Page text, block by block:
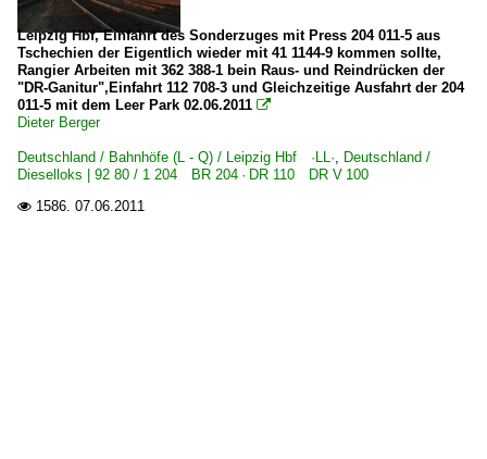
Leipzig Hbf, Einfahrt des Sonderzuges mit Press 204 011-5 aus
Tschechien der Eigentlich wieder mit 41 1144-9 kommen sollte,
Rangier Arbeiten mit 362 388-1 bein Raus- und Reindrücken der
"DR-Ganitur",Einfahrt 112 708-3 und Gleichzeitige Ausfahrt der 204
011-5 mit dem Leer Park 02.06.2011 
Dieter Berger
Deutschland / Bahnhöfe (L - Q) / Leipzig Hbf ·LL·, Deutschland /
Dieselloks | 92 80 / 1 204 BR 204 · DR 110 DR V 100
 1586. 07.06.2011